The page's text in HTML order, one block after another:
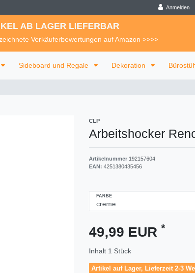
Anmelden
AB LAGER LIEFERBAR
Verkäuferbewertungen auf Amazon >>>>
Sideboard und Regale Dekoration
CLP
Arbeitshocker
Artikelnummer 192157604
EAN: 4251380435456
FARBE
49,99 EUR *
Inhalt 1 Stück
Artikel auf Lager, Lieferzeit 2-3